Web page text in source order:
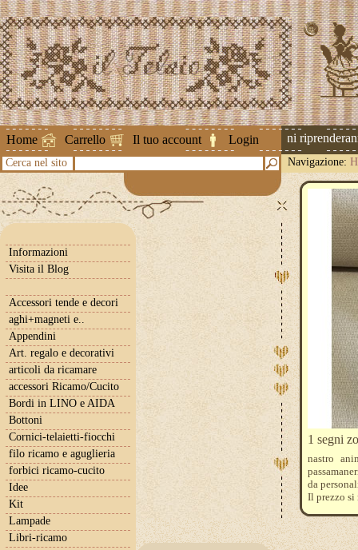
Home Carrello Il tuo account Login
Attenzione ! Le spedizioni
Cerca nel sito Navigazione:
Informazioni
Visita il Blog
Accessori tende e decori
aghi+magneti e..
Appendini
Art. regalo e decorativi
articoli da ricamare
accessori Ricamo/Cucito
Bordi in LINO e AIDA
Bottoni
Cornici-telaietti-fiocchi
filo ricamo e aguglieria
forbici ricamo-cucito
Idee
Kit
Lampade
Libri-ricamo
1 segni
nastro
da
Il prezzo si